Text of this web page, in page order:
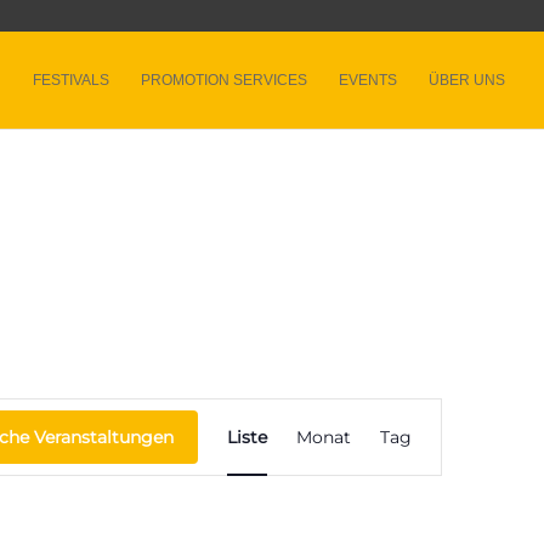
FESTIVALS PROMOTION SERVICES EVENTS ÜBER UNS
Veranstaltungen
Ansichten-
Liste Monat Tag